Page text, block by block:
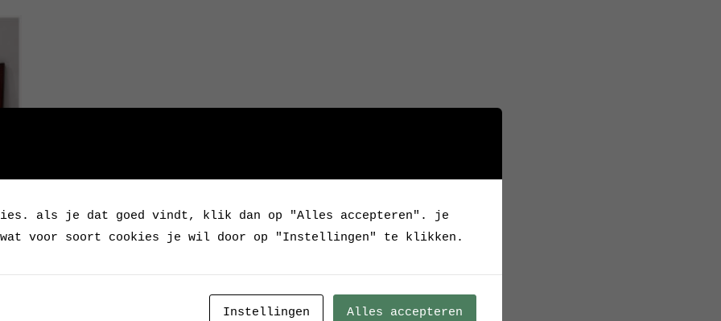
als je dat goed vindt, klik dan op "Alles accepteren". je
wat voor soort cookies je wil door op "Instellingen" te klikken.
Instellingen Alles accepteren